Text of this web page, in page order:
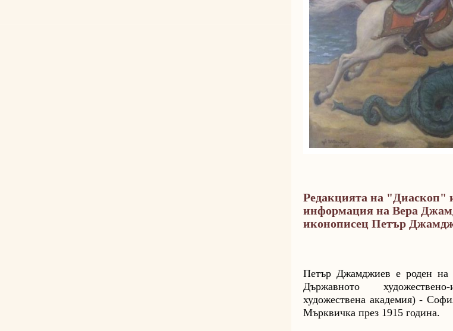
Редакцията на "Диаскоп"
информация на Вера
иконописец Петър
Петър Джамджиев е роден
Държавното
художествена академия) -
Мърквичка през 1915 година.